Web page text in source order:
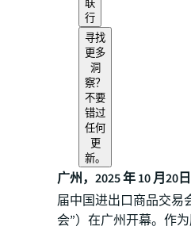
联
行
寻找
更多
洞
察？
不要
错过
任何
更
新。
广州，2025 年 10 月20日
届中国进出口商品交易
会”）在广州开幕。作